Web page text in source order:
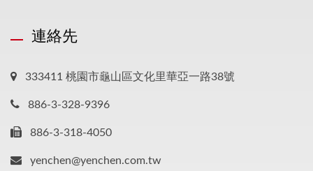
連絡先
333411 桃園市龜山區文化里華亞一路38號
886-3-328-9396
886-3-318-4050
yenchen@yenchen.com.tw